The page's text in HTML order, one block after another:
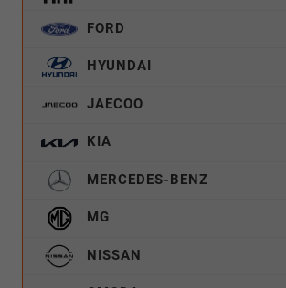
FORD
HYUNDAI
JAECOO
KIA
MERCEDES-BENZ
MG
NISSAN